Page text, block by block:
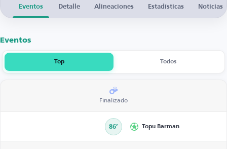
Eventos Detalle Alineaciones Estadísticas Noticias
Eventos
Top Todos
Finalizado
86’ Topu Barman